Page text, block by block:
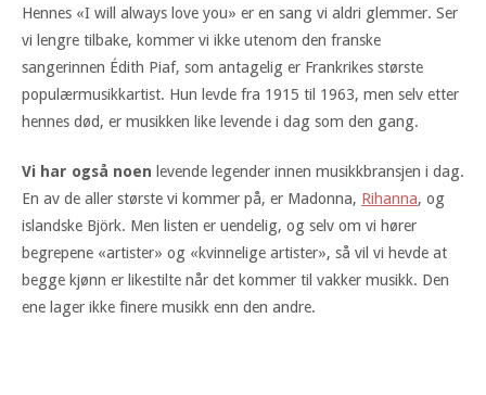
Hennes «I will always love you» er en sang vi aldri glemmer. Ser
vi lengre tilbake, kommer vi ikke utenom den franske
sangerinnen Édith Piaf, som antagelig er Frankrikes største
populærmusikkartist. Hun levde fra 1915 til 1963, men selv etter
hennes død, er musikken like levende i dag som den gang.
Vi har også noen levende legender innen musikkbransjen i dag.
En av de aller største vi kommer på, er Madonna, Rihanna, og
islandske Björk. Men listen er uendelig, og selv om vi hører
begrepene «artister» og «kvinnelige artister», så vil vi hevde at
begge kjønn er likestilte når det kommer til vakker musikk. Den
ene lager ikke finere musikk enn den andre.